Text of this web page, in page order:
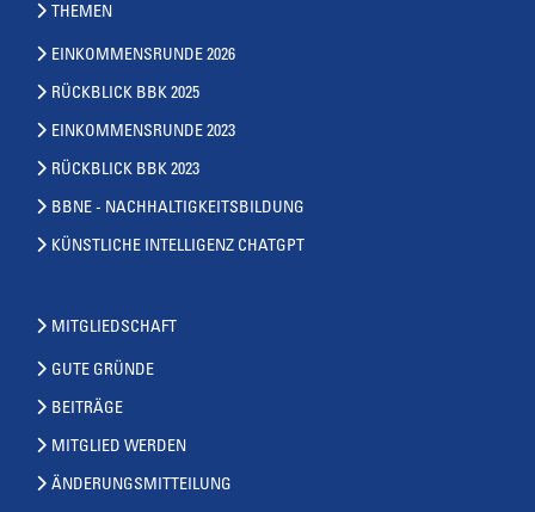
THEMEN
EINKOMMENSRUNDE 2026
RÜCKBLICK BBK 2025
EINKOMMENSRUNDE 2023
RÜCKBLICK BBK 2023
BBNE - NACHHALTIGKEITSBILDUNG
KÜNSTLICHE INTELLIGENZ CHATGPT
MITGLIEDSCHAFT
GUTE GRÜNDE
BEITRÄGE
MITGLIED WERDEN
ÄNDERUNGSMITTEILUNG